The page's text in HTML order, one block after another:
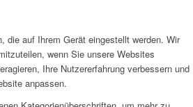
die auf Ihrem Gerät eingestellt werden. Wir
wenn Sie unsere Websites
Ihre Nutzererfahrung verbessern und
anpassen.